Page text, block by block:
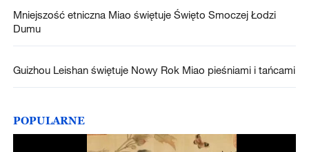
Mniejszość etniczna Miao świętuje Święto Smoczej Łodzi
Dumu
Guizhou Leishan świętuje Nowy Rok Miao pieśniami i tańcami
POPULARNE